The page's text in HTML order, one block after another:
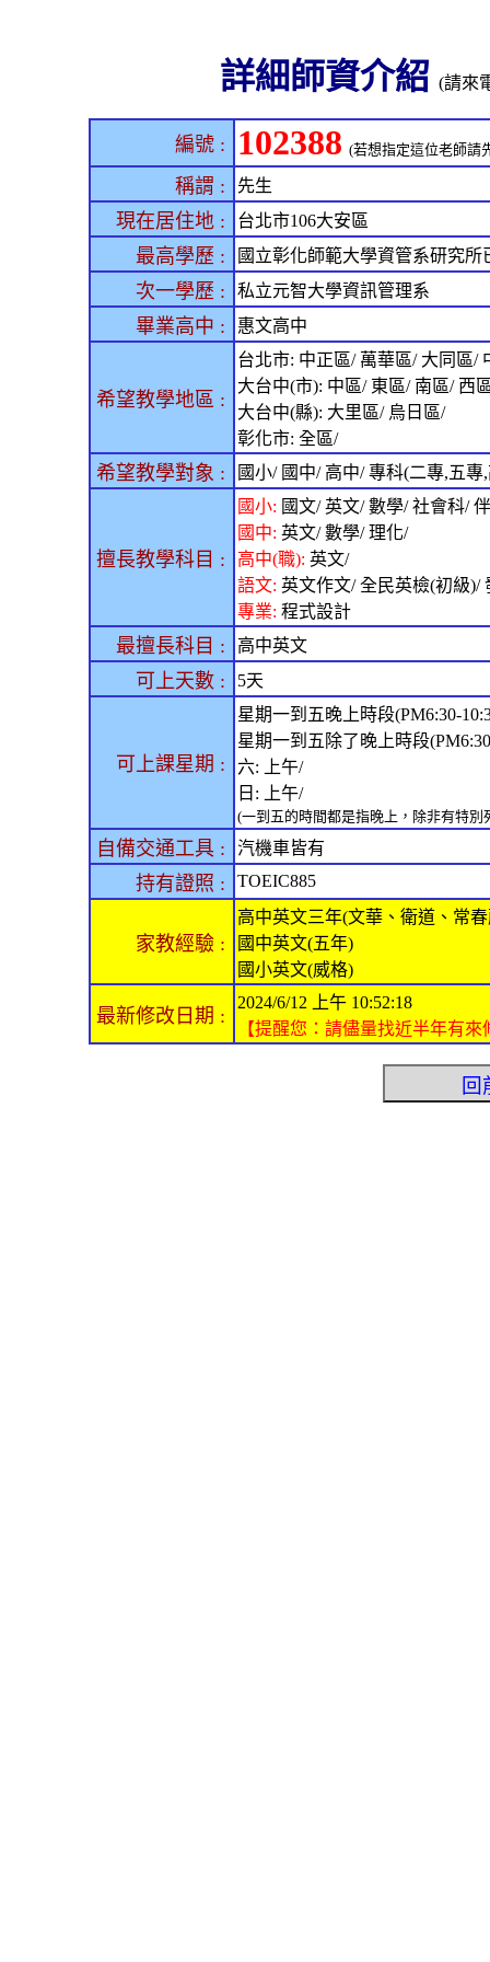
詳細師資介紹 (請來
編號 : 102388 (若想指定這位老師請
稱謂 : 先生
現在居住地 : 台北市106大安區
最高學歷 : 國立彰化師範大學資管系研究所
次一學歷 : 私立元智大學資訊管理系
畢業高中 : 惠文高中
希望教學地區 :
台北市: 中正區/ 萬華區/ 大同區/
大台中(市): 中區/ 東區/ 南區/ 西
大台中(縣): 大里區/ 烏日區/
彰化市: 全區/
希望教學對象 : 國小/ 國中/ 高中/ 專科(二專,五專
擅長教學科目 :
國小: 國文/ 英文/ 數學/ 社會科/
國中: 英文/ 數學/ 理化/
高中(職): 英文/
語文: 英文作文/ 全民英檢(初級)/
專業: 程式設計
最擅長科目 : 高中英文
可上天數 : 5天
可上課星期 :
星期一到五晚上時段(PM6:30-
星期一到五除了晚上時段
六: 上午/
日: 上午/
(一到五的時間都是指晚上，除非有特別
自備交通工具 : 汽機車皆有
持有證照 : TOEIC885
家教經驗 :
高中英文三年(文華、衛道、常
國中英文(五年)
國小英文(威格)
最新修改日期 :
2024/6/12 上午 10:52:18
【提醒您：請儘量找近半年有